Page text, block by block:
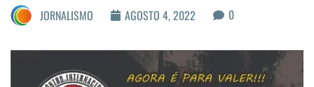
Matérias Exclusivas
JORNALISMO AGOSTO 4, 2022 0